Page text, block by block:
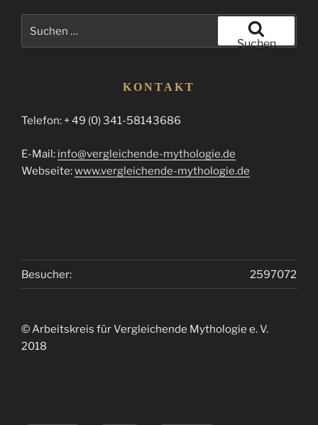
nach:
Suchen
KONTAKT
Telefon: + 49 (0) 341-58143686
E-Mail: info@vergleichende-mythologie.de
Webseite:www.vergleichende-mythologie.de
2597072
Besucher:
© Arbeitskreis für Vergleichende Mythologie e. V.
2018